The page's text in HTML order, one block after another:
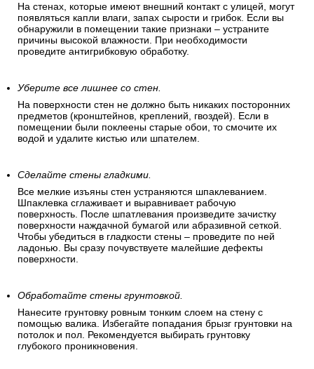
На стенах, которые имеют внешний контакт с улицей, могут
появляться капли влаги, запах сырости и грибок. Если вы
обнаружили в помещении такие признаки – устраните
причины высокой влажности. При необходимости
проведите антигрибковую обработку.
Уберите все лишнее со стен.
На поверхности стен не должно быть никаких посторонних
предметов (кронштейнов, креплений, гвоздей). Если в
помещении были поклеены старые обои, то смочите их
водой и удалите кистью или шпателем.
Сделайте стены гладкими.
Все мелкие изъяны стен устраняются шпаклеванием.
Шпаклевка сглаживает и выравнивает рабочую
поверхность. После шпатлевания произведите зачистку
поверхности наждачной бумагой или абразивной сеткой.
Чтобы убедиться в гладкости стены – проведите по ней
ладонью. Вы сразу почувствуете малейшие дефекты
поверхности.
Обработайте стены грунтовкой.
Нанесите грунтовку ровным тонким слоем на стену с
помощью валика. Избегайте попадания брызг грунтовки на
потолок и пол. Рекомендуется выбирать грунтовку
глубокого проникновения.